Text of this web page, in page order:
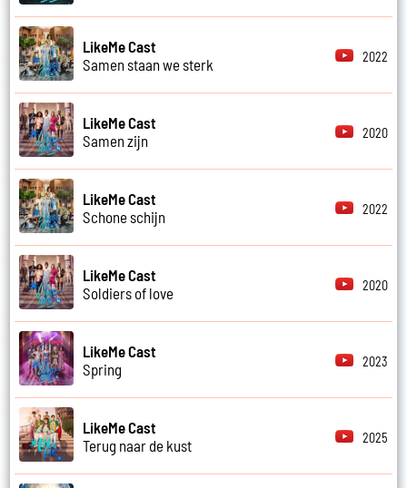
LikeMe Cast
Samen staan we sterk
2022
LikeMe Cast
Samen zijn
2020
LikeMe Cast
Schone schijn
2022
LikeMe Cast
Soldiers of love
2020
LikeMe Cast
Spring
2023
LikeMe Cast
Terug naar de kust
2025